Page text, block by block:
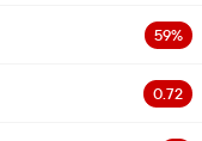
59%
0.72